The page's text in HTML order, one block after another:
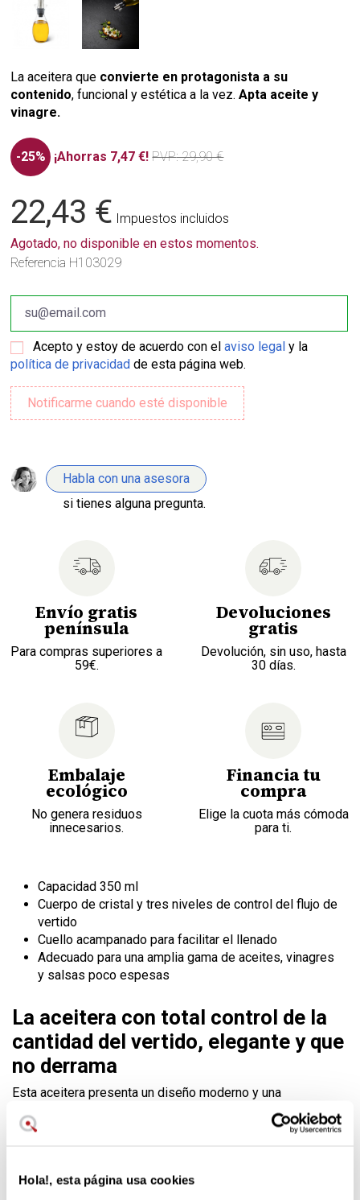
Hola!, esta página usa cookies
La aceitera que convierte en protagonista a su
contenido, funcional y estética a la vez.Apta aceite y
vinagre.
-25% ¡Ahorras 7,47 €! PVP: 29,90 €
22,43 € Impuestos incluidos
Agotado, no disponible en estos momentos.
Referencia H103029
Acepto y estoy de acuerdo con elaviso legal y la
política de privacidad de esta página web.
Habla con una asesora
si tienes alguna pregunta.
Envío gratis
península
Para compras superiores a
59€.
Devoluciones
gratis
Devolución, sin uso, hasta
30 días.
Embalaje
ecológico
No genera residuos
innecesarios.
Financia tu
compra
Elige la cuota más cómoda
para ti.
Capacidad 350 ml
Cuerpo de cristal y tres niveles de control del flujo de
vertido
Cuello acampanado para facilitar el llenado
Adecuado para una amplia gama de aceites, vinagres
y salsas poco espesas
La aceitera con total control de la
cantidad del vertido, elegante y que
no derrama
Esta aceitera presenta un diseño moderno y una
3 niveles de
control
de velocidad del flujo de salida, tendrás siempre la
Con cuello acampanado para facilitar el relleno, este